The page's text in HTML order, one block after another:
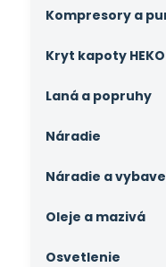
Kompresory a
Kryt kapoty HEKO
Laná a popruhy
Náradie
Náradie a
Oleje a mazivá
Osvetlenie